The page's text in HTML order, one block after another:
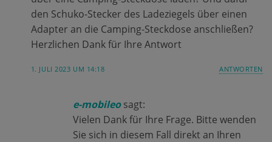
den Schuko-Stecker des Ladeziegels über einen
Adapter an die Camping-Steckdose anschließen?
Herzlichen Dank für Ihre Antwort
1. JULI 2023 UM 14:18 ANTWORTEN
e-mobileo sagt:
Vielen Dank für Ihre Frage. Bitte wenden
Sie sich in diesem Fall direkt an Ihren